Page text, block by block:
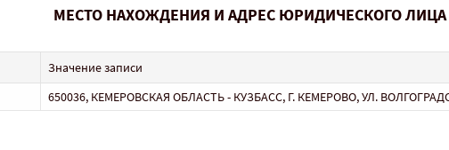
МЕСТО НАХОЖДЕНИЯ И АДРЕС ЮРИДИЧЕСКОГО ЛИЦА
Значение записи
650036, КЕМЕРОВСКАЯ ОБЛАСТЬ - КУЗБАСС, Г. КЕМЕРОВО, УЛ.